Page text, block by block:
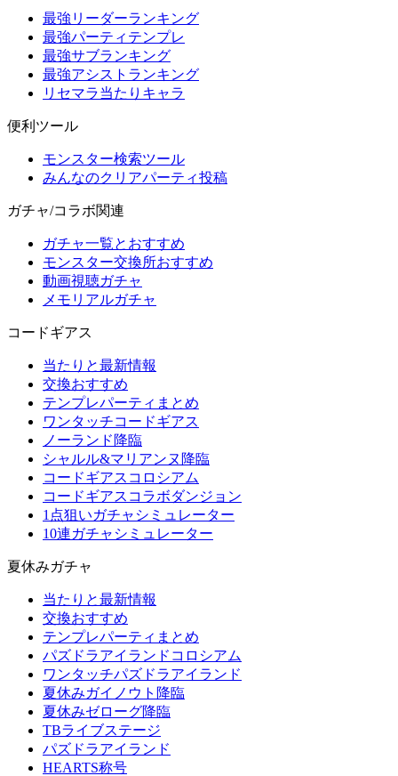
最強リーダーランキング
最強パーティテンプレ
最強サブランキング
最強アシストランキング
リセマラ当たりキャラ
便利ツール
モンスター検索ツール
みんなのクリアパーティ投稿
ガチャ/コラボ関連
ガチャ一覧とおすすめ
モンスター交換所おすすめ
動画視聴ガチャ
メモリアルガチャ
コードギアス
当たりと最新情報
交換おすすめ
テンプレパーティまとめ
ワンタッチコードギアス
ノーランド降臨
シャルル&マリアンヌ降臨
コードギアスコロシアム
コードギアスコラボダンジョン
1点狙いガチャシミュレーター
10連ガチャシミュレーター
夏休みガチャ
当たりと最新情報
交換おすすめ
テンプレパーティまとめ
パズドラアイランドコロシアム
ワンタッチパズドラアイランド
夏休みガイノウト降臨
夏休みゼローグ降臨
TBライブステージ
パズドラアイランド
HEARTS称号